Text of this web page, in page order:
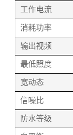
工作电流
消耗功率
输出视频
最低照度
宽动态
信噪比
防水等级